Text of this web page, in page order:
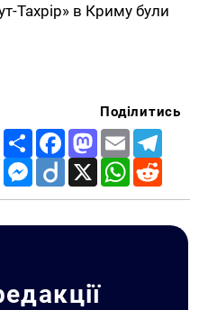
Тахрір» в Криму були
Поділитись
Share FacebookMastodon
Email
Messenger
Diigo X WhatsApp